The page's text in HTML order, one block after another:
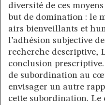
diversité de ces
but de domination : le
airs bienveillants et
l’adhésion subjective
recherche descriptive,
conclusion
de subordination au
envisager un autre
cette subordination.